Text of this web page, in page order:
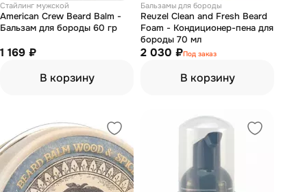
Стайлинг мужской
American Crew Beard Balm -
Бальзам для бороды 60 гр
1 169 ₽
В корзину
Бальзамы для бороды
Reuzel Clean and Fresh Beard
Foam - Кондиционер-пена для
бороды 70 мл
2 030 ₽Под заказ
В корзину